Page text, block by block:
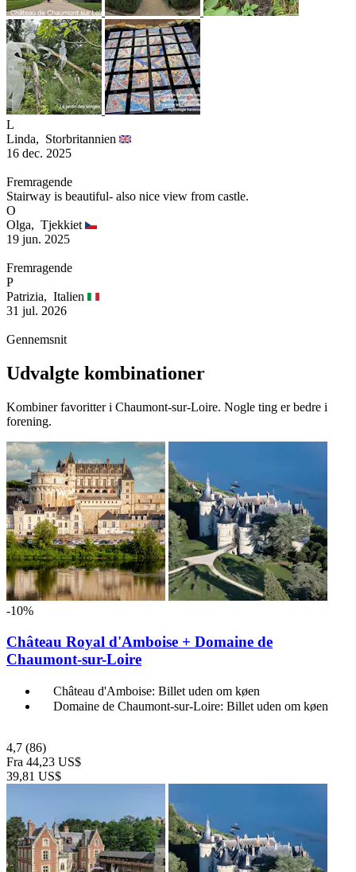
L
Linda, Storbritannien
16 dec. 2025
Fremragende
Stairway is beautiful- also nice view from castle.
O
Olga, Tjekkiet
19 jun. 2025
Fremragende
P
Patrizia, Italien
31 jul. 2026
Gennemsnit
Udvalgte kombinationer
Kombiner favoritter i Chaumont-sur-Loire. Nogle ting er bedre i
forening.
-10%
Château Royal d'Amboise + Domaine de
Chaumont-sur-Loire
Château d'Amboise: Billet uden om køen
Domaine de Chaumont-sur-Loire: Billet uden om køen
4,7 (86)
Fra 44,23 US$
39,81 US$